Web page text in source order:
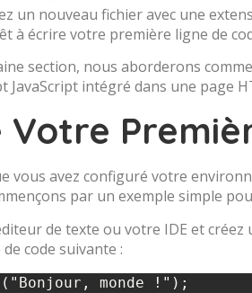
un nouveau fichier avec une
à écrire votre première ligne de
section, nous aborderons
JavaScript intégré dans une page
Votre
vous avez configuré votre
par un exemple simple
de texte ou votre IDE et créez
code suivante :